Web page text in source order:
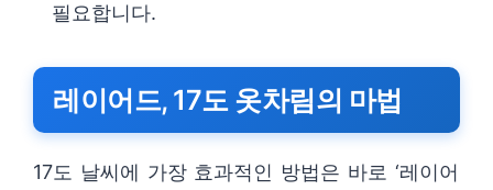
필요합니다.
레이어드, 17도 옷차림의 마법
17도 날씨에 가장 효과적인 방법은 바로 ‘레이어